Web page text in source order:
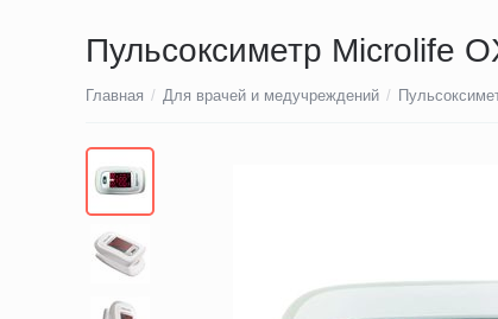
Пульсоксиметр Microlife
Главная / Для врачей и медучреждений /